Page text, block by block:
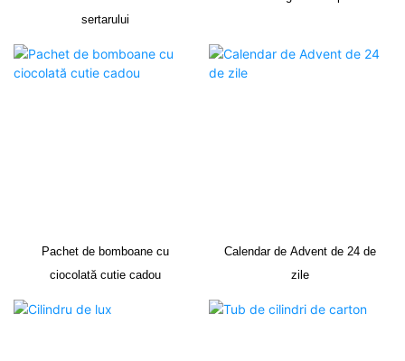
sertarului
Pachet de bomboane cu
ciocolată cutie cadou
Calendar de Advent de 24 de
zile